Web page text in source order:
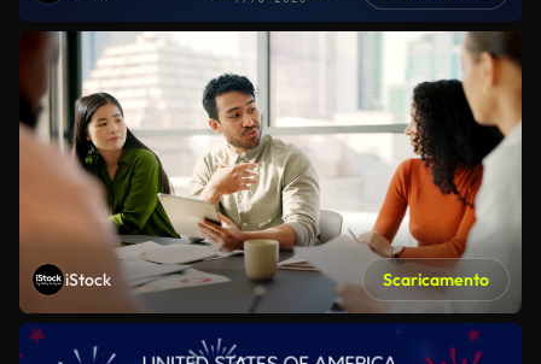
iStock Scaricamento